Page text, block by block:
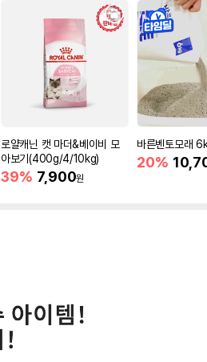
로얄캐닌 캣 마더&베이비 모
아보기(400g/4/10kg)
39% 7,900원
바른벤토모래
20%